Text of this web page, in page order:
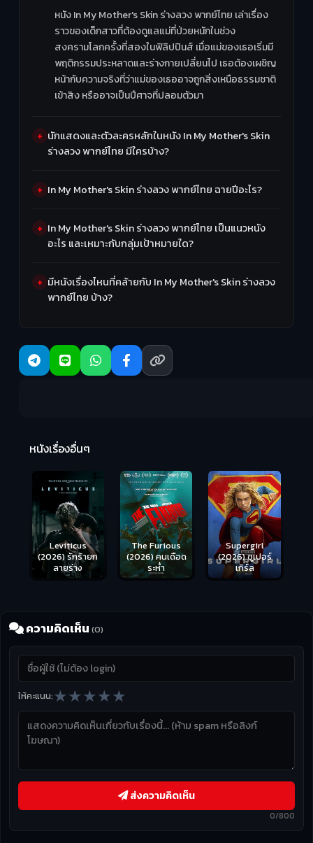
หนัง In My Mother's Skin ร่างลวง พากย์ไทย เล่าเรื่อง
ราวของเด็กสาวที่ต้องดูแลแม่ที่ป่วยหนักในช่วง
สงครามโลกครั้งที่สองในฟิลิปปินส์ เมื่อแม่ของเธอเริ่มมี
พฤติกรรมประหลาดและร่างกายเปลี่ยนไป เธอต้องเผชิญ
หน้ากับความจริงที่ว่าแม่ของเธออาจถูกสิ่งเหนือธรรมชาติ
เข้าสิง หรืออาจเป็นปีศาจที่ปลอมตัวมา
นักแสดงและตัวละครหลักในหนัง In My Mother's Skin
ร่างลวง พากย์ไทย มีใครบ้าง?
In My Mother's Skin ร่างลวง พากย์ไทย ฉายปีอะไร?
In My Mother's Skin ร่างลวง พากย์ไทย เป็นแนวหนัง
อะไร และเหมาะกับกลุ่มเป้าหมายใด?
มีหนังเรื่องไหนที่คล้ายกับ In My Mother's Skin ร่างลวง
พากย์ไทย บ้าง?
หนังเรื่องอื่นๆ
Leviticus
(2026) รักร้ายก
ลายร่าง
The Furious
(2026) คนเดือด
ระห่ำ
Supergirl
(2026) ซูเปอร์
เกิร์ล
ความคิดเห็น (0)
ให้คะแนน:★★★★★
0/800
ส่งความคิดเห็น